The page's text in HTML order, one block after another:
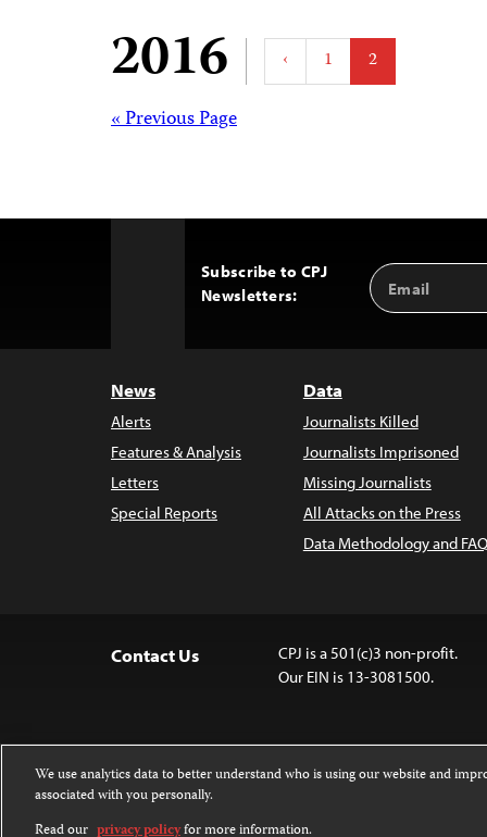
2016 Posts
pagination
‹ 1 2
Posts
navigation
« Previous Page
Subscribe to CPJ
Newsletters:
Email
Address
News
Alerts
Features & Analysis
Letters
Special Reports
Data
Journalists Killed
Journalists Imprisoned
Missing Journalists
All Attacks on the Press
Data Methodology and
Contact Us
CPJ is a 501(c)3 non-profit.
Our EIN is 13-3081500.
Attribution-NonCommercial-
We use analytics data to better understand who is using our website and
associated with you personally.
Read our privacy policyfor more information.